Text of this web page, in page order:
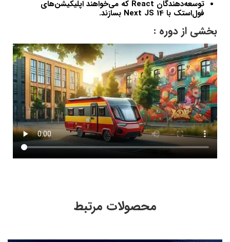
توسعه‌دهندگان React که می‌خواهند اپلیکیشن‌های
فول‌استک با Next JS 14 بسازند.
بخشی از دوره :
محصولات مرتبط